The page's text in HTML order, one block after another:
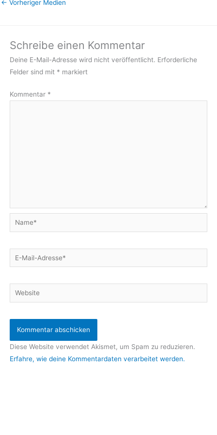
← Vorheriger Medien
Schreibe einen Kommentar
Deine E-Mail-Adresse wird nicht veröffentlicht. Erforderliche
Felder sind mit * markiert
Kommentar *
Name*
E-
Mail-
Website
Diese Website verwendet Akismet, um Spam zu reduzieren.
Erfahre, wie deine Kommentardaten verarbeitet werden.